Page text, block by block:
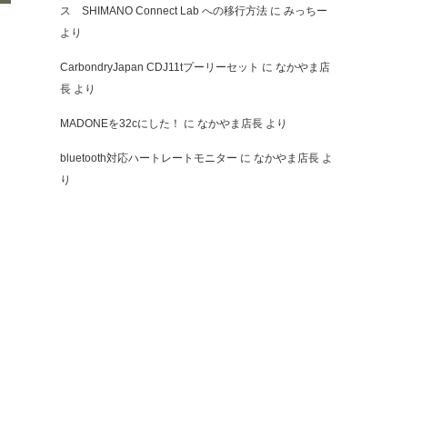
ス SHIMANO Connect Lab への移行方法 に みっちー
より
CarbondryJapan CDJ11tプーリーセット に なかやま店
長 より
MADONEを32cにした！ に なかやま店長 より
bluetooth対応ハートレートモニター に なかやま店長 よ
り